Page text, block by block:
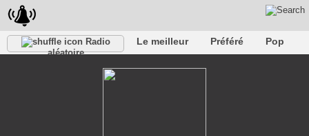
Radio
aléatoire
Le meilleur Préféré
Pop
Rap